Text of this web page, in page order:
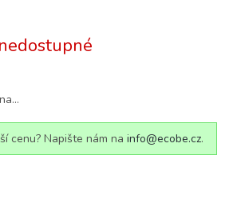
cenu? Napište nám na info@ecobe.cz.